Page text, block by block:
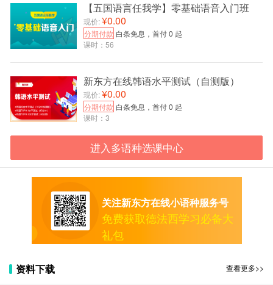
别人的背景比你大，所以人家仍然能听懂你，就象外国
人讲汉语，即使很不准，你也能听懂，搞明白，会原谅
他的不标准的。胆子大是第一啊，有人说过，你学外语
开你学语言的误区!
6.元音连读：西班牙语的五个元音发音固定,且有较
大的独立性.两个元音连在一起时不能按照汉语拼音拼读,
如ao要发”啊奥”不能发”熬”;字母”B”与”V”发音完全一样。
7.西班牙键盘输入法:打开”控制面板”,找到”区域选
项”打开,选中”西班牙语(西班牙)”,点”应用”,就行了.关
于”Ñ,ñ”是”分号”键,重读音输入”á”等,按”点”号键再按相应
的元音即。
8.注意重音：学习音节的化分,可以借助听有歌词的
西班牙语流行音乐方法.发音要注意重读,有的时候发错了
重音也会造成词义的错误,例如:papa(土豆)的重音节在第
一个音节上,而papá(爸爸)的重音节在第二个音节上,发错
【五国语言任我学】零基础语音入门班
现价:¥0.00
分期付款 白条免息，首付 0 起
课时：56
新东方在线韩语水平测试（自测版）
现价:¥0.00
分期付款 白条免息，首付 0 起
课时：3
进入多语种选课中心
关注新东方在线小语种服务号
免费获取德法西学习必备大
礼包
资料下载 查看更多>>